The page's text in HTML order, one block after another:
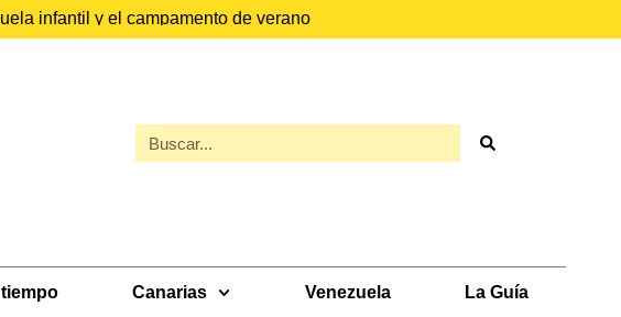
infantil y el campamento de verano
tiempo Canarias Venezuela La Guía